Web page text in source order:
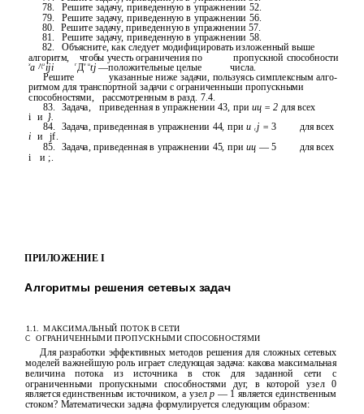
78.
Решите задачу, приведенную в упражнении 52.
79.
Решите задачу, приведенную в упражнении 56.
80.
Решите задачу, приведенную в упражнении 57.
81.
Решите задачу, приведенную в упражнении 58.
82.
Объясните, как следует модифицировать изложенный выше
алгоритм,
чтобы учесть ограничения по пропускной способности
ха ^uiji гДе utj—положительные целые
числа.
Решите
указанные ниже задачи, пользуясь симплексным алго-
ритмом для транспортной задачи с ограниченньши пропускными
способностями,
рассмотренным в разд. 7.4.
i
и
83. Задача, приведенная в упражнении 43, прииц = 2 для всех
}.
84.
Задача, приведенная в упражнении 44, приu tj = 3
для всех
i
и
jf.
85.
Задача, приведенная в упражнении 45, прииц — 5
для всех
i
и ;.
ПРИЛОЖЕНИЕ I
Алгоритмы решения сетевых задач
1.1. МАКСИМАЛЬНЫЙ ПОТОК В СЕТИ
С ОГРАНИЧЕННЫМИ ПРОПУСКНЫМИ СПОСОБНОСТЯМИ
Для разработки эффективных методов решения для сложных сетевых
моделей важнейшую роль играет следующая задача: какова максимальная
величина потока из источника в сток для заданной сети с
ограниченными пропускными способностями дуг, в которой узел 0
является единственным источником, а узелр — 1 является единственным
стоком? Математически задача формулируется следующим образом: